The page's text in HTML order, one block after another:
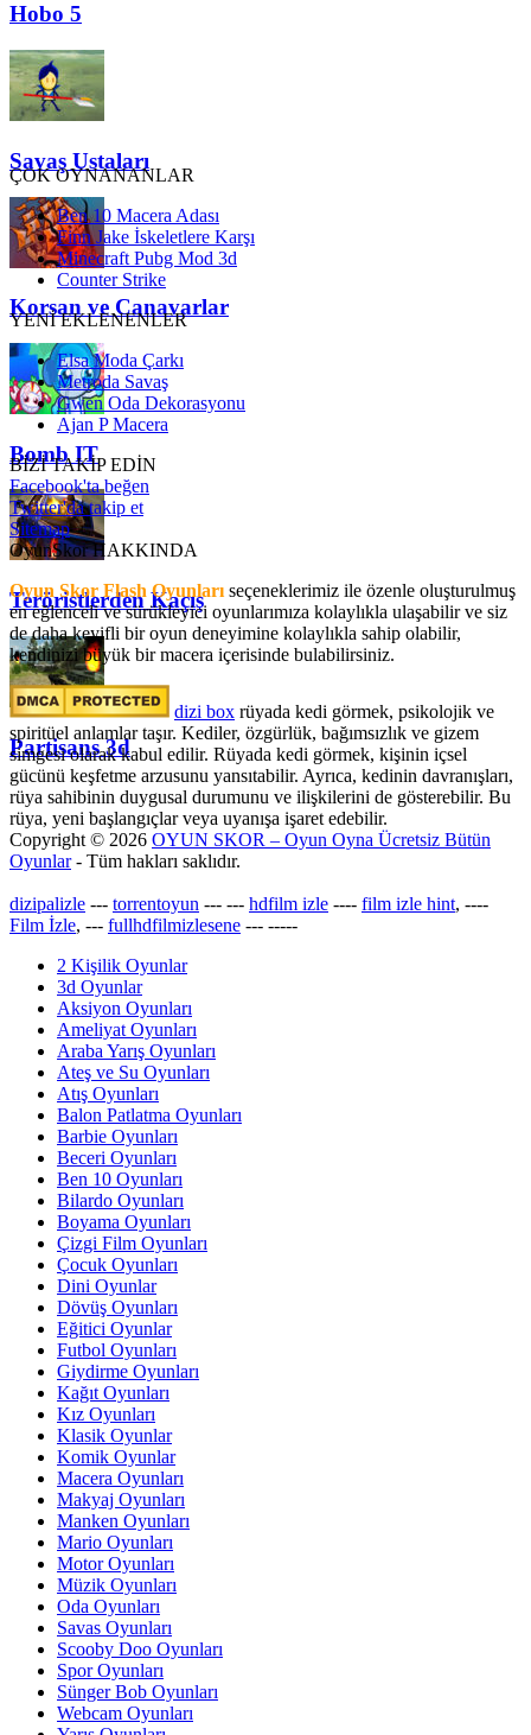
Hobo 5
Savaş Ustaları
Korsan ve Canavarlar
Bomb IT
Teröristlerden Kaçış
Partisans 3d
ÇOK OYNANANLAR
Ben 10 Macera Adası
Finn Jake İskeletlere Karşı
Minecraft Pubg Mod 3d
Counter Strike
YENİ EKLENENLER
Elsa Moda Çarkı
Metroda Savaş
Gwen Oda Dekorasyonu
Ajan P Macera
BİZİ TAKİP EDİN
Facebook'ta beğen
Twitter'da takip et
Sitemap
OyunSkor HAKKINDA
Oyun Skor Flash Oyunları seçeneklerimiz ile özenle oluşturulmuş
en eğlenceli ve sürükleyici oyunlarımıza kolaylıkla ulaşabilir ve siz
de daha keyifli bir oyun deneyimine kolaylıkla sahip olabilir,
kendinizi büyük bir macera içerisinde bulabilirsiniz.
dizi box rüyada kedi görmek​, psikolojik ve
spiritüel anlamlar taşır. Kediler, özgürlük, bağımsızlık ve gizem
simgesi olarak kabul edilir. Rüyada kedi görmek, kişinin içsel
gücünü keşfetme arzusunu yansıtabilir. Ayrıca, kedinin davranışları,
rüya sahibinin duygusal durumunu ve ilişkilerini de gösterebilir. Bu
rüya, yeni başlangıçlar veya uyanışa işaret edebilir.
Copyright © 2026 OYUN SKOR – Oyun Oyna Ücretsiz Bütün
Oyunlar- Tüm hakları saklıdır.
dizipalizle --- torrentoyun --- --- hdfilm izle ---- film izle hint, ----
Film İzle, --- fullhdfilmizlesene --- -----
2 Kişilik Oyunlar
3d Oyunlar
Aksiyon Oyunları
Ameliyat Oyunları
Araba Yarış Oyunları
Ateş ve Su Oyunları
Atış Oyunları
Balon Patlatma Oyunları
Barbie Oyunları
Beceri Oyunları
Ben 10 Oyunları
Bilardo Oyunları
Boyama Oyunları
Çizgi Film Oyunları
Çocuk Oyunları
Dini Oyunlar
Dövüş Oyunları
Eğitici Oyunlar
Futbol Oyunları
Giydirme Oyunları
Kağıt Oyunları
Kız Oyunları
Klasik Oyunlar
Komik Oyunlar
Macera Oyunları
Makyaj Oyunları
Manken Oyunları
Mario Oyunları
Motor Oyunları
Müzik Oyunları
Oda Oyunları
Savas Oyunları
Scooby Doo Oyunları
Spor Oyunları
Sünger Bob Oyunları
Webcam Oyunları